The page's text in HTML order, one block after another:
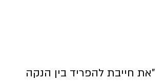
"את חייבת להפריד בין הנקה